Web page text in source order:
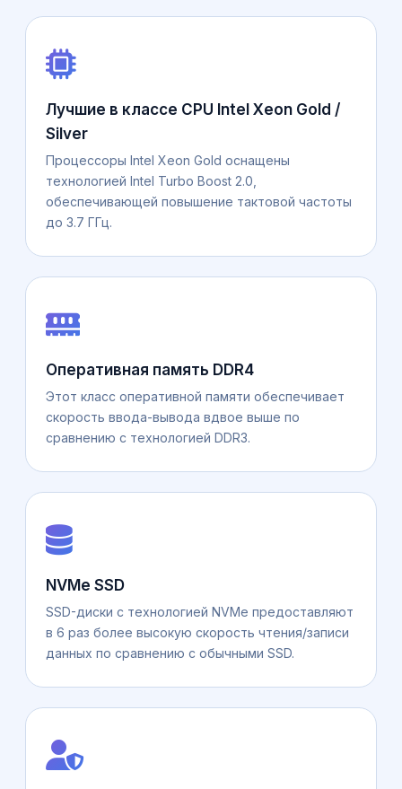
Лучшие в классе CPU Intel Xeon Gold /
Silver
Процессоры Intel Xeon Gold оснащены
технологией Intel Turbo Boost 2.0,
обеспечивающей повышение тактовой частоты
до 3.7 ГГц.
Оперативная память DDR4
Этот класс оперативной памяти обеспечивает
скорость ввода-вывода вдвое выше по
сравнению с технологией DDR3.
NVMe SSD
SSD-диски с технологией NVMe предоставляют
в 6 раз более высокую скорость чтения/записи
данных по сравнению с обычными SSD.